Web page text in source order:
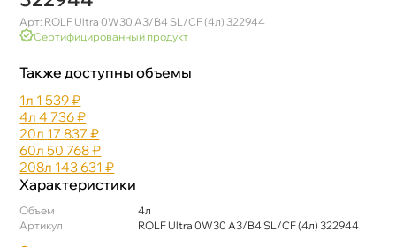
Арт: ROLF Ultra 0W30 A3/B4 SL/CF (4л) 322944
Сертифицированный продукт
Также доступны объемы
1л 1 539 ₽
4л 4 736 ₽
20л 17 837 ₽
60л 50 768 ₽
208л 143 631 ₽
Характеристики
Объем
4л
Артикул
ROLF Ultra 0W30 A3/B4 SL/CF (4л) 322944